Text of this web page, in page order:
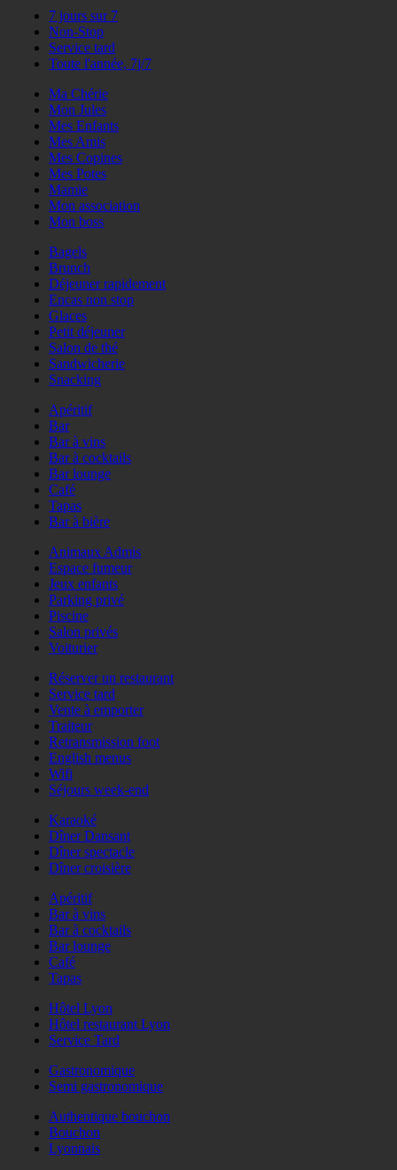
7 jours sur 7
Non-Stop
Service tard
Toute l'année, 7j/7
Ma Chérie
Mon Jules
Mes Enfants
Mes Amis
Mes Copines
Mes Potes
Mamie
Mon association
Mon boss
Bagels
Brunch
Déjeuner rapidement
Encas non stop
Glaces
Petit déjeuner
Salon de thé
Sandwicherie
Snacking
Apéritif
Bar
Bar à vins
Bar à cocktails
Bar lounge
Café
Tapas
Bar à bière
Animaux Admis
Espace fumeur
Jeux enfants
Parking privé
Piscine
Salon privés
Voiturier
Réserver un restaurant
Service tard
Vente à emporter
Traiteur
Retransmission foot
English menus
Wifi
Séjours week-end
Karaoké
Dîner Dansant
Dîner spectacle
Dîner croisière
Apéritif
Bar à vins
Bar à cocktails
Bar lounge
Café
Tapas
Hôtel Lyon
Hôtel restaurant Lyon
Service Tard
Gastronomique
Semi gastronomique
Authentique bouchon
Bouchon
Lyonnais